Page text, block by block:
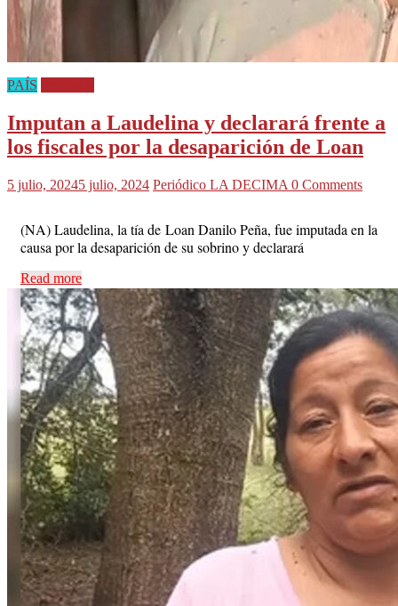
PAÍS
Imputan a Laudelina y declarará frente a
los fiscales por la desaparición de Loan
5 julio, 20245 julio, 2024 Periódico LA DECIMA 0 Comments
(NA) Laudelina, la tía de Loan Danilo Peña, fue imputada en la
causa por la desaparición de su sobrino y declarará
Read more